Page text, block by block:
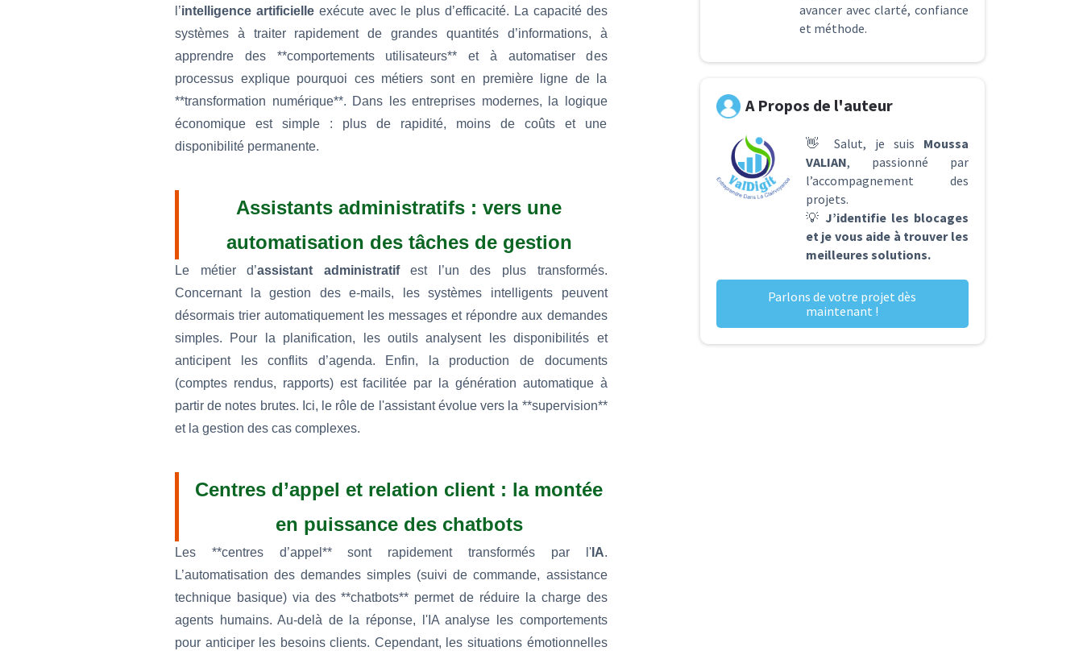
l’intelligence artificielleexécute avec le plus d’efficacité. La capacité des
systèmes à traiter rapidement de grandes quantités d’informations, à
apprendre des **comportements utilisateurs** et à automatiser des
processus explique pourquoi ces métiers sont en première ligne de la
**transformation numérique**. Dans les entreprises modernes, la logique
économique est simple : plus de rapidité, moins de coûts et une
disponibilité permanente.
Assistants administratifs : vers une
automatisation des tâches de gestion
Le métier d’assistant administratifest l’un des plus transformés.
Concernant la gestion des e-mails, les systèmes intelligents peuvent
désormais trier automatiquement les messages et répondre aux demandes
simples. Pour la planification, les outils analysent les disponibilités et
anticipent les conflits d’agenda. Enfin, la production de documents
(comptes rendus, rapports) est facilitée par la génération automatique à
partir de notes brutes. Ici, le rôle de l'assistant évolue vers la **supervision**
et la gestion des cas complexes.
Centres d’appel et relation client : la montée
en puissance des chatbots
Les **centres d’appel** sont rapidement transformés par l'IA.
L’automatisation des demandes simples (suivi de commande, assistance
technique basique) via des **chatbots** permet de réduire la charge des
agents humains. Au-delà de la réponse, l'IA analyse les comportements
pour anticiper les besoins clients. Cependant, les situations émotionnelles
avancer avec clarté, confiance
et méthode.
A Propos de l'auteur
👋 Salut, je suis Moussa
VALIAN, passionné par
l’accompagnement des
projets.
💡 J’identifie les blocages
et je vous aide à trouver les
meilleures solutions.
Parlons de votre projet dès
maintenant !